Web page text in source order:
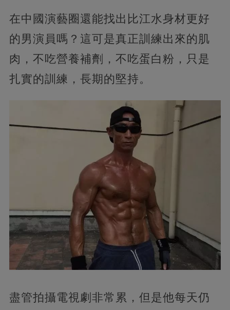
在中國演藝圈還能找出比江水身材更好
的男演員嗎？這可是真正訓練出來的肌
肉，不吃營養補劑，不吃蛋白粉，只是
扎實的訓練，長期的堅持。
盡管拍攝電視劇非常累，但是他每天仍